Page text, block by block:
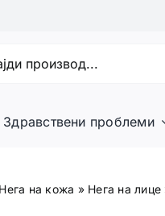
Здравствени проблеми
Нега на кожа » Нега на лице